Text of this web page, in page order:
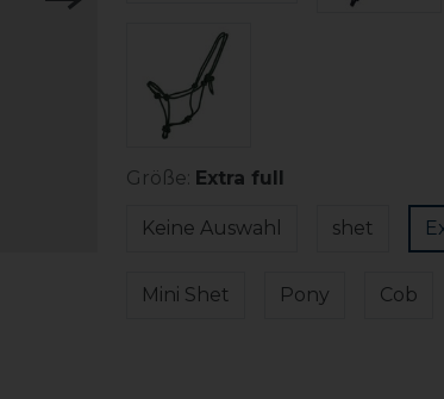
Größe: Extra full
Keine Auswahl shet
Mini Shet Pony Cob